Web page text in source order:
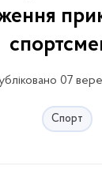
07
Спорт